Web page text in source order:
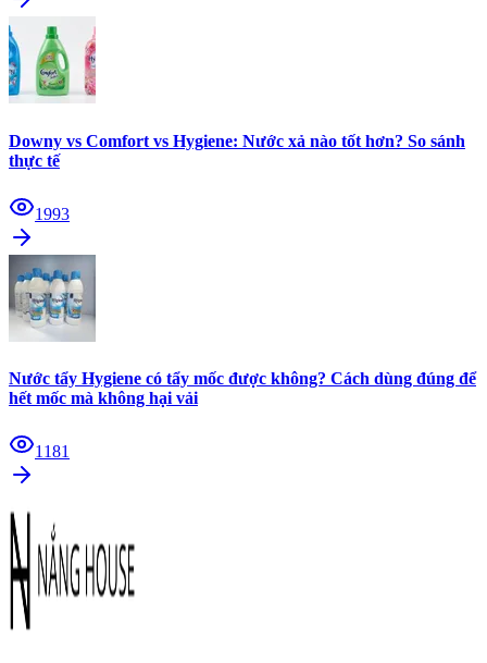
Downy vs Comfort vs Hygiene: Nước xả nào tốt hơn? So sánh
thực tế
1993
Nước tẩy Hygiene có tẩy mốc được không? Cách dùng đúng để
hết mốc mà không hại vải
1181